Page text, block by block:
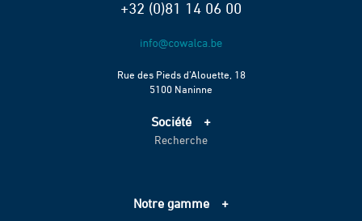
+32 (0)81 14 06 00
Rue des Pieds d’Alouette, 18
5100 Naninne
Société
Accueil
Échelle de performance CO2
Recherche
Notre gamme